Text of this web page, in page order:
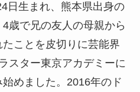
日生まれ、熊本県出身の
歳で兄の友人の母親から
ことを皮切りに芸能界
スター東京アカデミーに
めました。2016年のド